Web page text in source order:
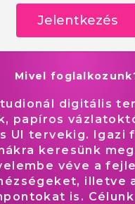
Jelentkezés
Mivel
digitális
papíros
UI tervekig. Igazi
keresünk
véve a
illetve
is.